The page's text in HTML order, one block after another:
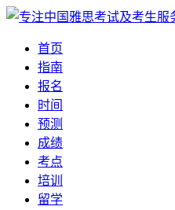
首页
指南
报名
时间
预测
成绩
考点
培训
留学